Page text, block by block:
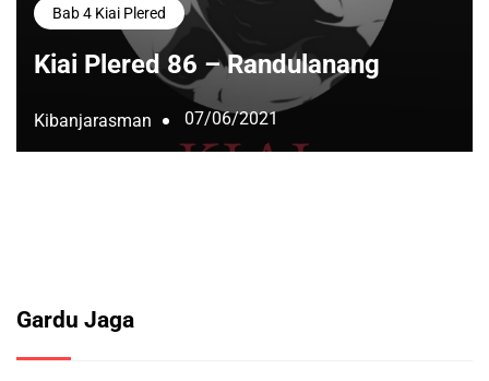
Bab 4 Kiai Plered
Kiai Plered 86 – Randulanang
Kibanjarasman 07/06/2021
Gardu Jaga